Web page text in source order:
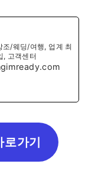
조/웨딩/여행, 업계 최
, 고객센터
가기